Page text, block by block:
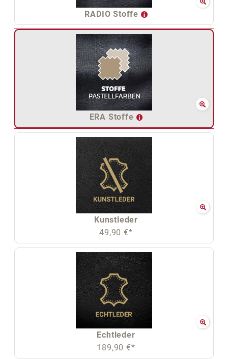
RADIO Stoffe
ERA Stoffe
Kunstleder
49,90 €*
Echtleder
189,90 €*